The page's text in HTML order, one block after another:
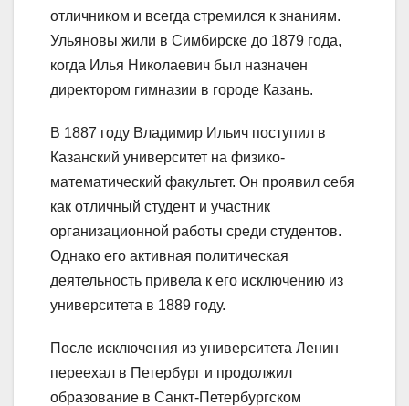
отличником и всегда стремился к знаниям.
Ульяновы жили в Симбирске до 1879 года,
когда Илья Николаевич был назначен
директором гимназии в городе Казань.
В 1887 году Владимир Ильич поступил в
Казанский университет на физико-
математический факультет. Он проявил себя
как отличный студент и участник
организационной работы среди студентов.
Однако его активная политическая
деятельность привела к его исключению из
университета в 1889 году.
После исключения из университета Ленин
переехал в Петербург и продолжил
образование в Санкт-Петербургском